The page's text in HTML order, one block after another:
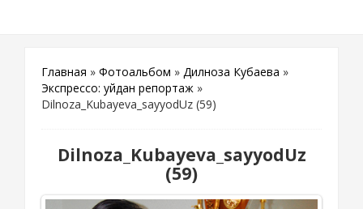
Главная » Фотоальбом » Дилноза Кубаева »
Экспрессо: уйдан репортаж »
Dilnoza_Kubayeva_sayyodUz (59)
Dilnoza_Kubayeva_sayyodUz
(59)